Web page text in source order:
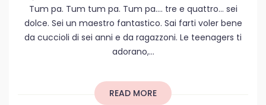
Tum pa. Tum tum pa. Tum pa…. tre e quattro… sei
dolce. Sei un maestro fantastico. Sai farti voler bene
da cuccioli di sei anni e da ragazzoni. Le teenagers ti
adorano,...
READ MORE